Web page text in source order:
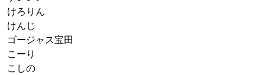
けろりん
けんじ
ゴージャス宝田
こーり
こしの